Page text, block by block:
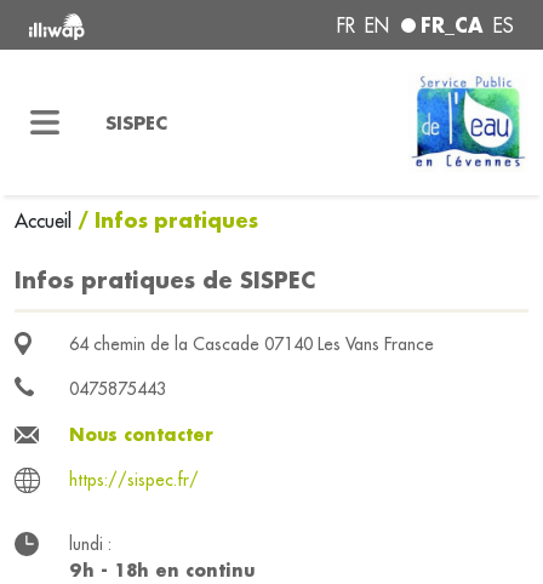
FR EN FR_CA ES
SISPEC
Accueil / Infos pratiques
Infos pratiques de SISPEC
64 chemin de la Cascade 07140 Les Vans France
0475875443
Nous contacter
https://sispec.fr/
lundi :
9h - 18h en continu